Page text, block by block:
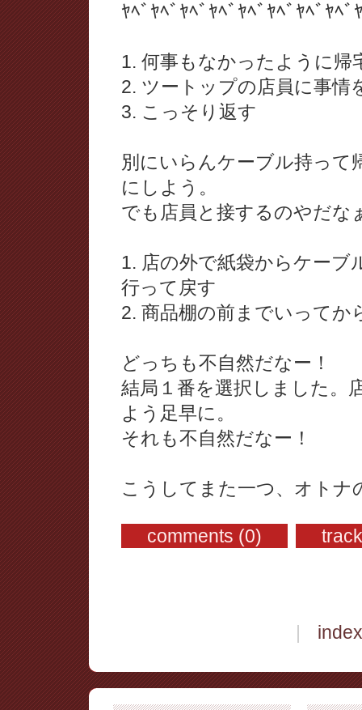
ﾔﾍﾞﾔﾍﾞﾔﾍﾞﾔﾍﾞﾔﾍﾞﾔﾍﾞﾔﾍﾞﾔﾍﾞ
1. 何事もなかったように帰
2. ツートップの店員に事情
3. こっそり返す
別にいらんケーブル持って
にしよう。
でも店員と接するのやだな
1. 店の外で紙袋からケーブ
行って戻す
2. 商品棚の前までいってか
どっちも不自然だなー！
結局１番を選択しました。
よう足早に。
それも不自然だなー！
こうしてまた一つ、オトナ
comments (0)
| index